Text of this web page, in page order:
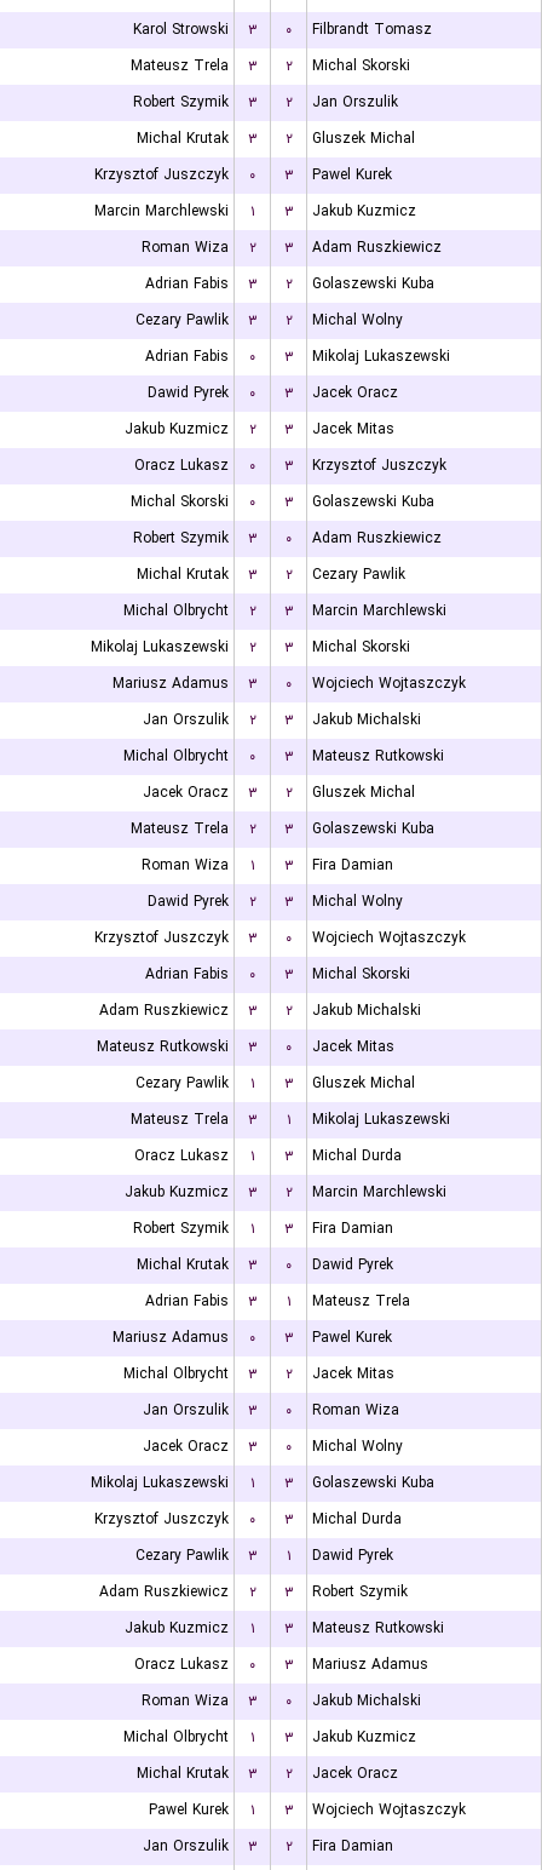
Karol Strowski
۳ ۰
Filbrandt Tomasz
Mateusz Trela
۳ ۲
Michal Skorski
Robert Szymik
۳ ۲
Jan Orszulik
Michal Krutak
۳ ۲
Gluszek Michal
Krzysztof Juszczyk
۰ ۳
Pawel Kurek
Marcin Marchlewski
۱ ۳
Jakub Kuzmicz
Roman Wiza
۲ ۳
Adam Ruszkiewicz
Adrian Fabis
۳ ۲
Golaszewski Kuba
Cezary Pawlik
۳ ۲
Michal Wolny
Adrian Fabis
۰ ۳
Mikolaj Lukaszewski
Dawid Pyrek
۰ ۳
Jacek Oracz
Jakub Kuzmicz
۲ ۳
Jacek Mitas
Oracz Lukasz
۰ ۳
Krzysztof Juszczyk
Michal Skorski
۰ ۳
Golaszewski Kuba
Robert Szymik
۳ ۰
Adam Ruszkiewicz
Michal Krutak
۳ ۲
Cezary Pawlik
Michal Olbrycht
۲ ۳
Marcin Marchlewski
Mikolaj Lukaszewski
۲ ۳
Michal Skorski
Mariusz Adamus
۳ ۰
Wojciech Wojtaszczyk
Jan Orszulik
۲ ۳
Jakub Michalski
Michal Olbrycht
۰ ۳
Mateusz Rutkowski
Jacek Oracz
۳ ۲
Gluszek Michal
Mateusz Trela
۲ ۳
Golaszewski Kuba
Roman Wiza
۱ ۳
Fira Damian
Dawid Pyrek
۲ ۳
Michal Wolny
Krzysztof Juszczyk
۳ ۰
Wojciech Wojtaszczyk
Adrian Fabis
۰ ۳
Michal Skorski
Adam Ruszkiewicz
۳ ۲
Jakub Michalski
Mateusz Rutkowski
۳ ۰
Jacek Mitas
Cezary Pawlik
۱ ۳
Gluszek Michal
Mateusz Trela
۳ ۱
Mikolaj Lukaszewski
Oracz Lukasz
۱ ۳
Michal Durda
Jakub Kuzmicz
۳ ۲
Marcin Marchlewski
Robert Szymik
۱ ۳
Fira Damian
Michal Krutak
۳ ۰
Dawid Pyrek
Adrian Fabis
۳ ۱
Mateusz Trela
Mariusz Adamus
۰ ۳
Pawel Kurek
Michal Olbrycht
۳ ۲
Jacek Mitas
Jan Orszulik
۳ ۰
Roman Wiza
Jacek Oracz
۳ ۰
Michal Wolny
Mikolaj Lukaszewski
۱ ۳
Golaszewski Kuba
Krzysztof Juszczyk
۰ ۳
Michal Durda
Cezary Pawlik
۳ ۱
Dawid Pyrek
Adam Ruszkiewicz
۲ ۳
Robert Szymik
Jakub Kuzmicz
۱ ۳
Mateusz Rutkowski
Oracz Lukasz
۰ ۳
Mariusz Adamus
Roman Wiza
۳ ۰
Jakub Michalski
Michal Olbrycht
۱ ۳
Jakub Kuzmicz
Michal Krutak
۳ ۲
Jacek Oracz
Pawel Kurek
۱ ۳
Wojciech Wojtaszczyk
Jan Orszulik
۳ ۲
Fira Damian